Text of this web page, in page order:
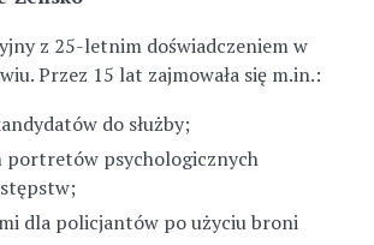
z 25-letnim doświadczeniem w
Przez 15 lat zajmowała się m.in.:
do służby;
portretów psychologicznych
dla policjantów po użyciu broni